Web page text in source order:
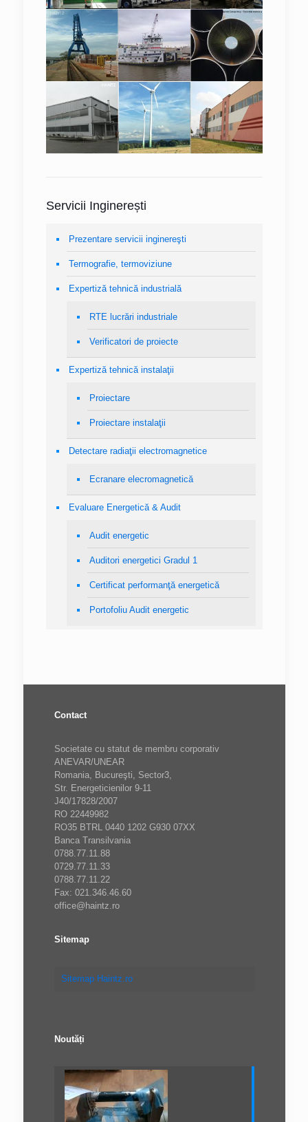
Servicii Inginerești
Prezentare servicii inginereşti
Termografie, termoviziune
Expertiză tehnică industrială
RTE lucrări industriale
Verificatori de proiecte
Expertiză tehnică instalaţii
Proiectare
Proiectare instalaţii
Detectare radiaţii electromagnetice
Ecranare elecromagnetică
Evaluare Energetică & Audit
Audit energetic
Auditori energetici Gradul 1
Certificat performanţă energetică
Portofoliu Audit energetic
Contact
Societate cu statut de membru corporativ
ANEVAR/UNEAR
Romania, Bucureşti, Sector3,
Str. Energeticienilor 9-11
J40/17828/2007
RO 22449982
RO35 BTRL 0440 1202 G930 07XX
Banca Transilvania
0788.77.11.88
0729.77.11.33
0788.77.11.22
Fax: 021.346.46.60
office@haintz.ro
Sitemap
Sitemap Haintz.ro
Noutăți